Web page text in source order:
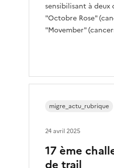
sensibilisant à deux
"Octobre Rose"
"Movember"
17 ème
de trail
migre_actu_rubrique
24 avril 2025